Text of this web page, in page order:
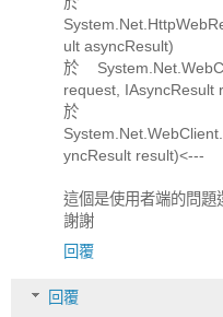
ult asyncResult)
於
request, IAsyncResult
於
yncResult result)<---
這個是使用者端的問題
謝謝
回覆
回覆